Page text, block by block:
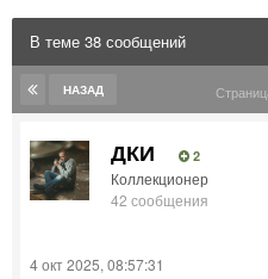
В теме 38 сообщений
НАЗАД
ДКИ 2
Коллекционер
42 сообщения
4 окт 2025, 08:57:31